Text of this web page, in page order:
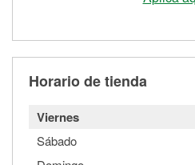
Horario de tienda
Viernes
Sábado